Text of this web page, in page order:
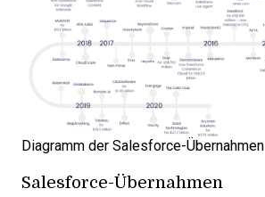
Diagramm der Salesforce-Übernahmen
Salesforce-Übernahmen